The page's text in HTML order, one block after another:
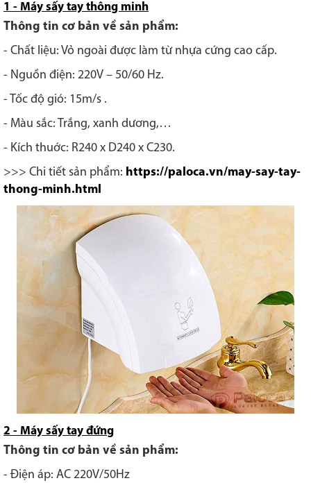
1 - Máy sấy tay thông minh
Thông tin cơ bản về sản phẩm:
- Chất liệu: Vỏ ngoài được làm từ nhựa cứng cao cấp.
- Nguồn điện: 220V – 50/60 Hz.
- Tốc độ gió: 15m/s .
- Màu sắc: Trắng, xanh dương,…
- Kích thuớc: R240 x D240 x C230.
>>> Chi tiết sản phẩm: https://paloca.vn/may-say-tay-
thong-minh.html
2 - Máy sấy tay đứng
Thông tin cơ bản về sản phẩm:
- Điện áp: AC 220V/50Hz